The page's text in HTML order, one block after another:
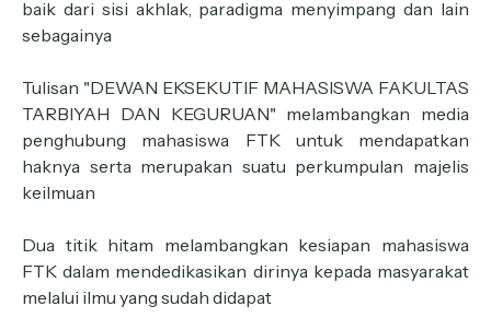
baik dari sisi akhlak, paradigma menyimpang dan lain
sebagainya
Tulisan "DEWAN EKSEKUTIF MAHASISWA FAKULTAS
TARBIYAH DAN KEGURUAN" melambangkan media
penghubung mahasiswa FTK untuk mendapatkan
haknya serta merupakan suatu perkumpulan majelis
keilmuan
Dua titik hitam melambangkan kesiapan mahasiswa
FTK dalam mendedikasikan dirinya kepada masyarakat
melalui ilmu yang sudah didapat